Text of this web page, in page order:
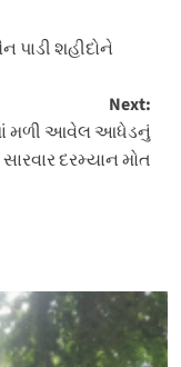
પાડી શહીદોને
Next:
મળી આવેલ આધેડનું
સારવાર દરમ્યાન મોત